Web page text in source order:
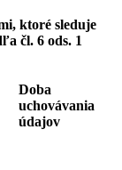
ktoré sleduje
čl. 6 ods. 1
Doba
uchovávania
údajov